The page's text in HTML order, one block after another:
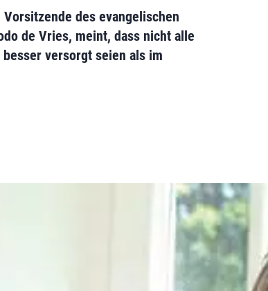
des evangelischen
de Vries, meint, dass nicht alle
besser versorgt seien als im